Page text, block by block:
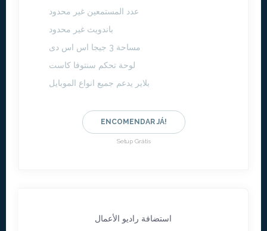
عدد المستمعين غير محدود
باندويث غير محدود
مساحة 3 جيجا اس اس دى
لوحة تحكم سنتوفا كاست
بلاير يدعم جميع انواع الموبايل
ENCOMENDAR JÁ!
Setup Grátis
استضافة راديو الأعمال